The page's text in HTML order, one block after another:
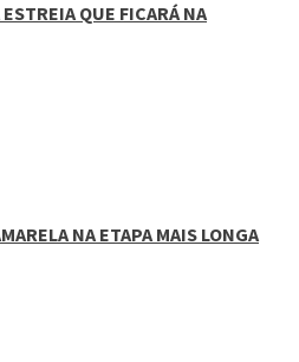
QUE FICARÁ NA
NA ETAPA MAIS LONGA